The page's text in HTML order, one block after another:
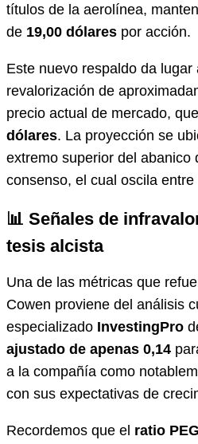
títulos de la aerolínea,
de 19,00 dólares por acción.
Este nuevo respaldo da
revalorización de
precio actual de mercado,
dólares. La proyección se
extremo superior del abanico
consenso, el cual oscila entre
📊 Señales de
tesis alcista
Una de las métricas que
Cowen proviene del análisis
especializado InvestingPro
ajustado de apenas 0,14
a la compañía como
con sus expectativas de
Recordemos que el ratio PEG